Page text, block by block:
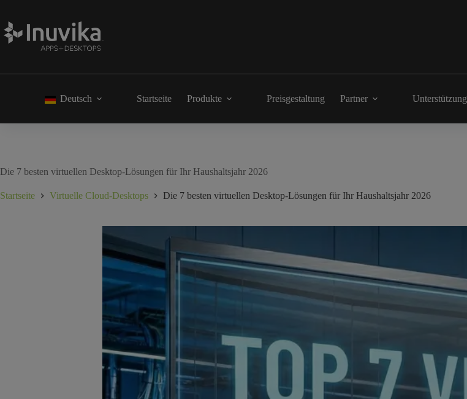
Deutsch Startseite Produkte Preisgestaltung Partner Unterstützung
Die 7 besten virtuellen Desktop-Lösungen für Ihr Haushaltsjahr 2026
Startseite Virtuelle Cloud-Desktops Die 7 besten virtuellen Desktop-Lösungen für Ihr Haushaltsjahr 2026